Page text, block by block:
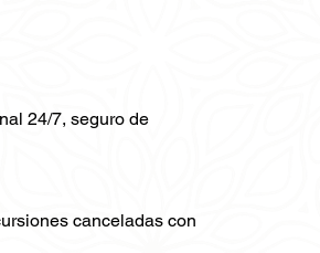
24/7, seguro de
canceladas con